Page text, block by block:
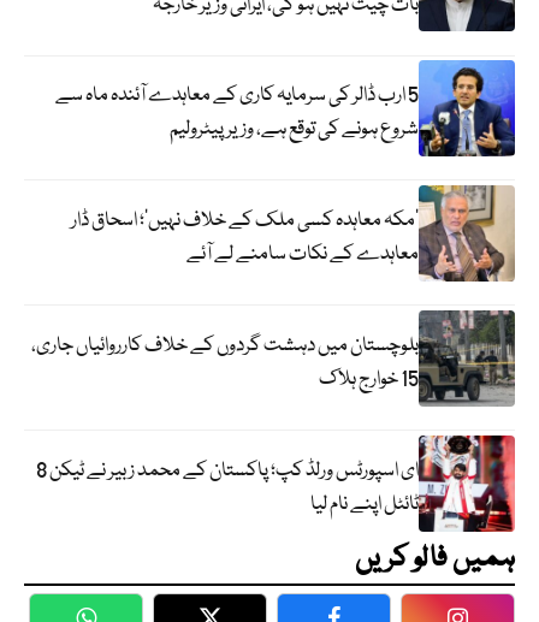
5 ارب ڈالر کی سرمایہ کاری کے معاہدے آئندہ ماہ سے
شروع ہونے کی توقع ہے، وزیر پیٹرولیم
‘مکہ معاہدہ کسی ملک کے خلاف نہیں’؛ اسحاق ڈار
معاہدے کے نکات سامنے لے آئے
بلوچستان میں دہشت گردوں کے خلاف کارروائیاں جاری،
15 خوارج ہلاک
ای اسپورٹس ورلڈ کپ؛ پاکستان کے محمد زبیر نے ٹیکن 8
ٹائٹل اپنے نام لیا
ہمیں فالو کریں